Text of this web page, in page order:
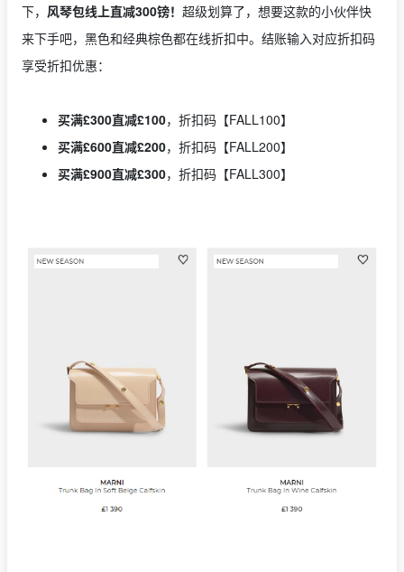
下， 风琴包线上直减300镑！ 超级划算了，想要这款的小伙伴快
来下手吧，黑色和经典棕色都在线折扣中。结账输入对应折扣码
享受折扣优惠：
买满£300直减£100，折扣码【FALL100】
买满£600直减£200，折扣码【FALL200】
买满£900直减£300，折扣码【FALL300】